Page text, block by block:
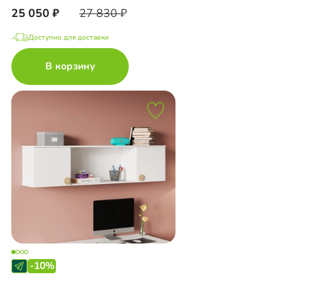
25 050 27 830
Доступно для доставки
В корзину
-10%